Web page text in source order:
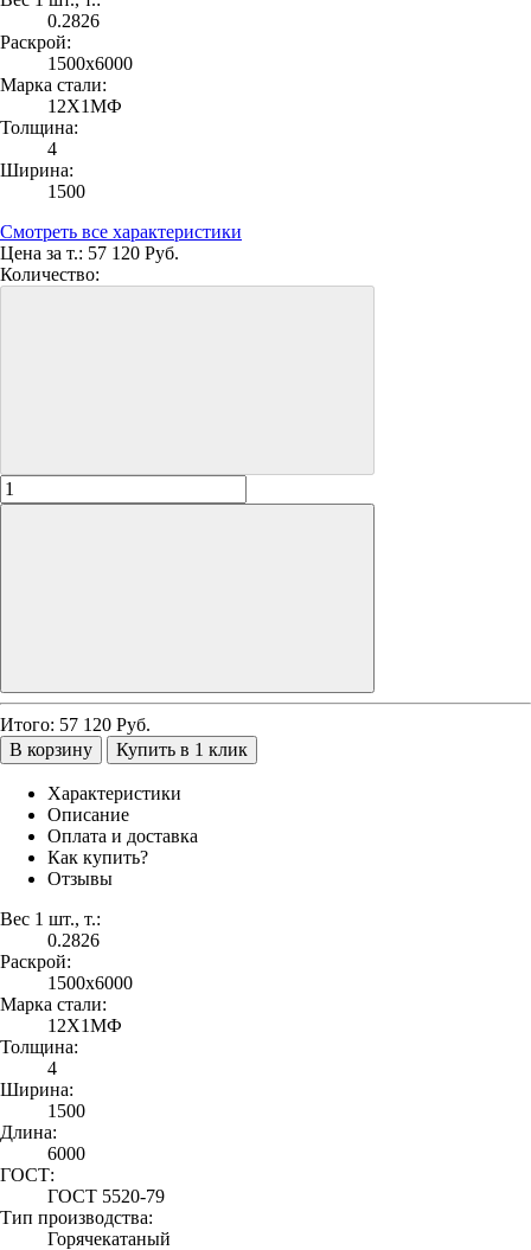
0.2826
Раскрой:
1500х6000
Марка стали:
12Х1МФ
Толщина:
4
Ширина:
1500
Смотреть все характеристики
Цена за т.: 57 120 Руб.
Количество:
Итого: 57 120 Руб.
В корзину
Купить в 1 клик
Характеристики
Описание
Оплата и доставка
Как купить?
Отзывы
Вес 1 шт., т.:
0.2826
Раскрой:
1500х6000
Марка стали:
12Х1МФ
Толщина:
4
Ширина:
1500
Длина:
6000
ГОСТ:
ГОСТ 5520-79
Тип производства:
Горячекатаный